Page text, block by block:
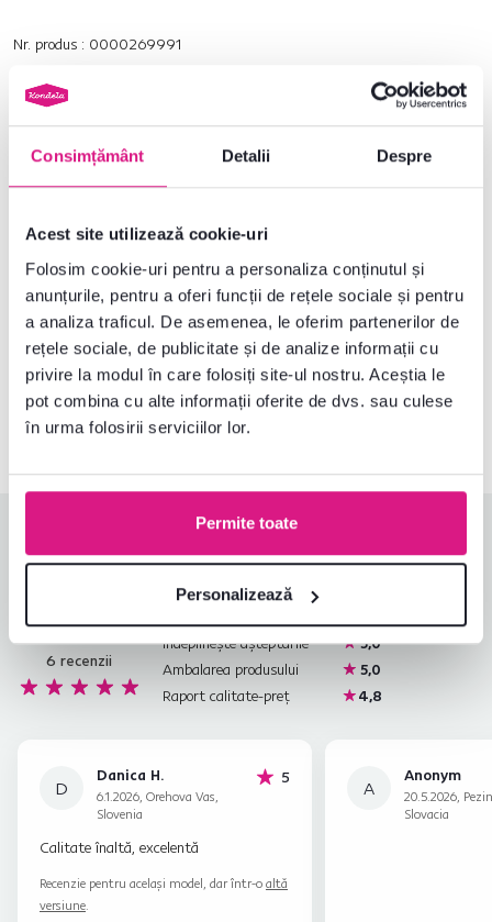
Consimțământ Detalii Despre
Acest site utilizează cookie-uri
Folosim cookie-uri pentru a personaliza conținutul și
anunțurile, pentru a oferi funcții de rețele sociale și pentru
a analiza traficul. De asemenea, le oferim partenerilor de
rețele sociale, de publicitate și de analize informații cu
privire la modul în care folosiți site-ul nostru. Aceștia le
pot combina cu alte informații oferite de dvs. sau culese
în urma folosirii serviciilor lor.
Permite toate
Personalizează
Nr. produs : 0000269991
Dimensiuni și specificații
Informații despre ambalare
Nu ați găsit informațiile dorite?
Contactați-ne și vă vom ajuta cu plăcere
0040 359 228 037 Deschideți chat-ul
6 recenzii
Ușurința asamblării
Îndeplinește așteptările
5,0
Ambalarea produsului
5,0
Raport calitate-preț
4,8
D
Danica H.
6.1.2026, Orehova Vas,
Slovenia
5stele
Calitate înaltă, excelentă
Recenzie pentru același model, dar într-o altă
versiune.
A
Anonym
20.5.2026,
Slovacia